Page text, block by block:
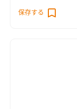
保存する